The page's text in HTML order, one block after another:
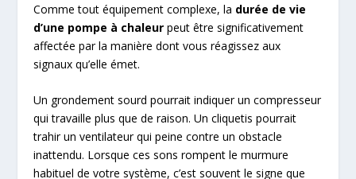
Comme tout équipement complexe, la durée de vie
d’une pompe à chaleur peut être significativement
affectée par la manière dont vous réagissez aux
signaux qu’elle émet.
Un grondement sourd pourrait indiquer un compresseur
qui travaille plus que de raison. Un cliquetis pourrait
trahir un ventilateur qui peine contre un obstacle
inattendu. Lorsque ces sons rompent le murmure
habituel de votre système, c’est souvent le signe que